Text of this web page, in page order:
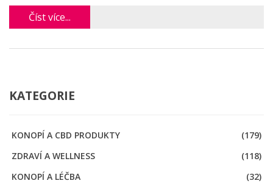
Číst více...
KATEGORIE
KONOPÍ A CBD PRODUKTY
(179)
ZDRAVÍ A WELLNESS
(118)
KONOPÍ A LÉČBA
(32)